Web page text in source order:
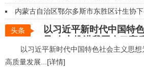
展“红丝带护健康，共筑无艾防线”活动
内蒙古自治区鄂尔多斯市东胜区计生协
道”家长课堂圆满落幕
头条
以习近平新时代中国特
导 奋力推进我国人口高
以习近平新时代中国特色社会主义思
高质量发展... [详情]